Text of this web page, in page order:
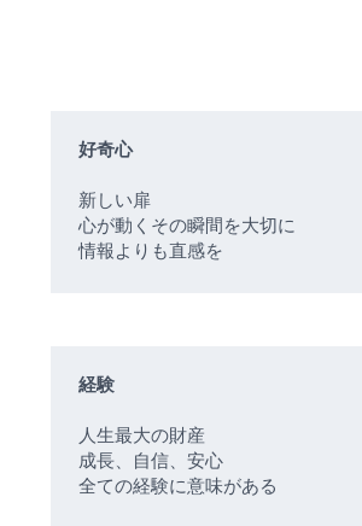
好奇心
新しい扉
心が動くその瞬間を大切に
情報よりも直感を
経験
人生最大の財産
成長、自信、安心
全ての経験に意味がある